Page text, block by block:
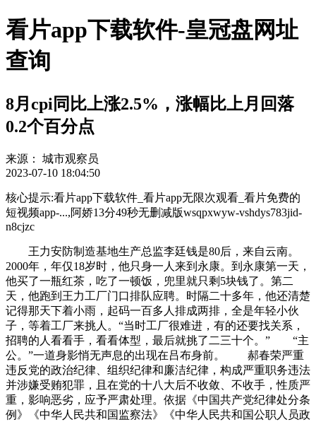
看片app下载软件-皇冠盘网址
查询
8月cpi同比上涨2.5%，涨幅比上月回落
0.2个百分点
来源：
城市观察员
2023-07-10 18:04:50
核心提示:看片app下载软件_看片app无限次观看_看片免费的
短视频app-...,阿娇13分49秒无删减版wsqpxwyw-vshdys783jid-
n8cjzc
王力安防制造基地生产总监李廷钱是80后，来自云南。
2000年，年仅18岁时，他只身一人来到永康。到永康第一天，
他买了一瓶红茶，吃了一顿饭，兜里就只剩5块钱了。第二
天，他跑到王力工厂门口排队应聘。时隔二十多年，他还清楚
记得那天下着小雨，起码一百多人排成两排，全是年轻小伙
子，等着工厂来挑人。“当时工厂很难进，有的还要找关系，
招聘的人看看手，看看体型，最后就挑了二三十个。” “主
公。”一道身影悄无声息的出现在吕布身前。 郝春荣严重
违反党的政治纪律、组织纪律和廉洁纪律，构成严重职务违法
并涉嫌受贿犯罪，且在党的十八大后不收敛、不收手，性质严
重，影响恶劣，应予严肃处理。依据《中国共产党纪律处分条
例》《中华人民共和国监察法》《中华人民共和国公职人员政